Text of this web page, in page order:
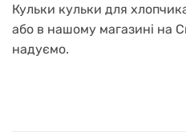
Кульки кульки для
або в нашому магазині на
надуємо.